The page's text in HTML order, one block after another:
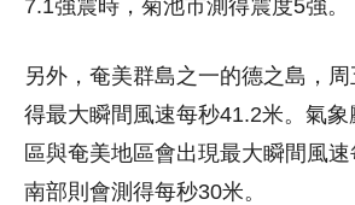
7.1強震時，菊池市測得震度5強。
另外，奄美群島之一的德之島，
得最大瞬間風速每秒41.2米。氣
區與奄美地區會出現最大瞬間風
南部則會測得每秒30米。